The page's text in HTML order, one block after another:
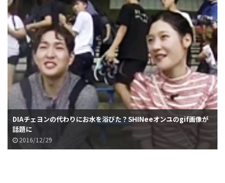
DIAチェヨンの代わりにお水を浴びた？SHINeeオンユのgif画像が
話題に
2016/12/29